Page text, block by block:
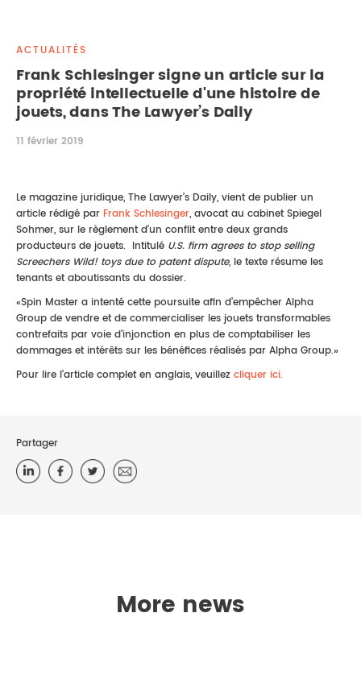
PROPRIÉTÉ INTELLECTUELLE
DROIT DE LA FAMILLE
ACTUALITÉS
Frank Schlesinger signe un article sur la
propriété intellectuelle d'une histoire de
jouets, dans The Lawyer’s Daily
11 février 2019
Le magazine juridique, The Lawyer’s Daily, vient de publier un
article rédigé par Frank Schlesinger, avocat au cabinet Spiegel
Sohmer, sur le règlement d’un conflit entre deux grands
producteurs de jouets. Intitulé U.S. firm agrees to stop selling
Screechers Wild! toys due to patent dispute, le texte résume les
tenants et aboutissants du dossier.
«Spin Master a intenté cette poursuite afin d’empêcher Alpha
Group de vendre et de commercialiser les jouets transformables
contrefaits par voie d’injonction en plus de comptabiliser les
dommages et intérêts sur les bénéfices réalisés par Alpha Group.»
Pour lire l’article complet en anglais, veuillez cliquer ici.
Partager
More news